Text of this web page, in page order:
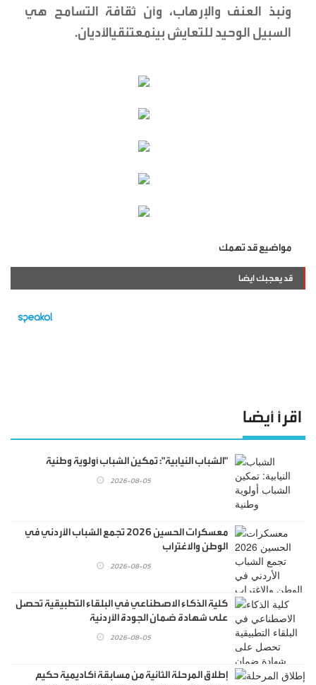
ونبذ العنف والإرهاب، وأن ثقافة التسامح هي
السبيل الوحيد للتعايش بينمعتنقيالأديان.
مواضيع قد تهمك
قد يعجبك ايضا
اقرأ أيضا
"الشباب النيابية": تمكين الشباب أولوية وطنية
2026-08-05
معسكرات الحسين 2026 تجمع الشباب الأردني في
الوطن والاغتراب
2026-08-05
كلية الذكاء الاصطناعي في البلقاء التطبيقية تحصل
على شهادة ضمان الجودة الأردنية
2026-08-05
إطلاق المرحلة الثانية من مسابقة أكاديمية حكيم